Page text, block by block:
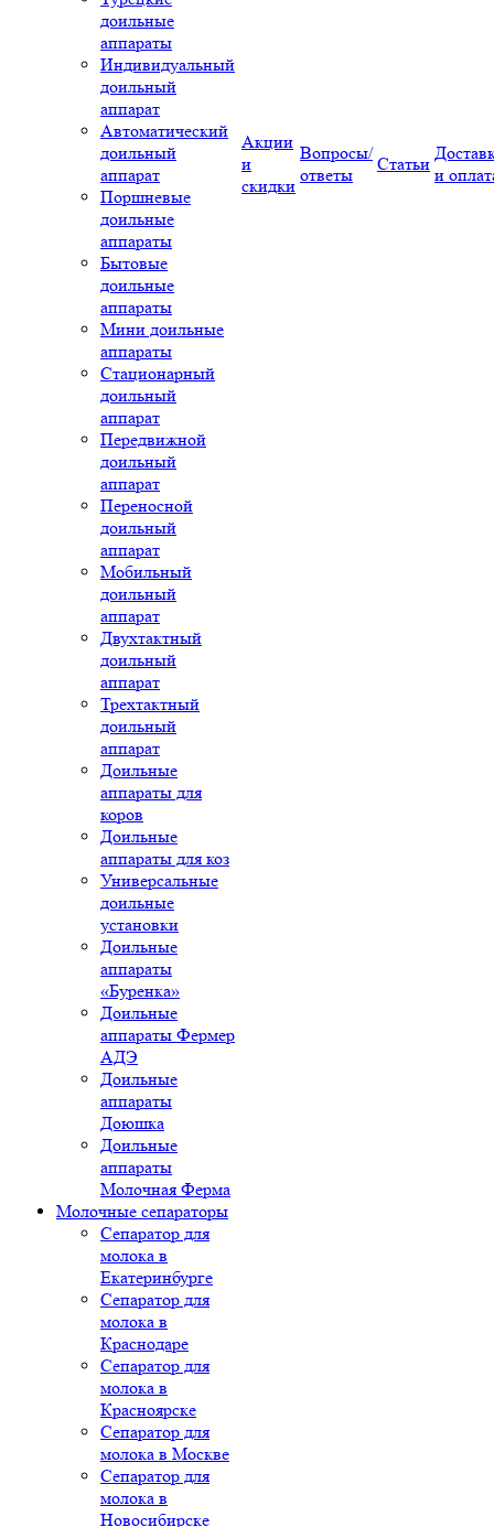
доильные
аппараты
Индивидуальный
доильный
аппарат
Автоматический
доильный
аппарат
Поршневые
доильные
аппараты
Бытовые
доильные
аппараты
Мини доильные
аппараты
Стационарный
доильный
аппарат
Передвижной
доильный
аппарат
Переносной
доильный
аппарат
Мобильный
доильный
аппарат
Двухтактный
доильный
аппарат
Трехтактный
доильный
аппарат
Доильные
аппараты для
коров
Доильные
аппараты для коз
Универсальные
доильные
установки
Доильные
аппараты
«Буренка»
Доильные
аппараты Фермер
АДЭ
Доильные
аппараты
Доюшка
Доильные
аппараты
Молочная Ферма
Молочные сепараторы
Сепаратор для
молока в
Екатеринбурге
Сепаратор для
молока в
Краснодаре
Сепаратор для
молока в
Красноярске
Сепаратор для
молока в Москве
Сепаратор для
молока в
Новосибирске
Акции
и
скидки
Вопросы/
ответы
Статьи
и